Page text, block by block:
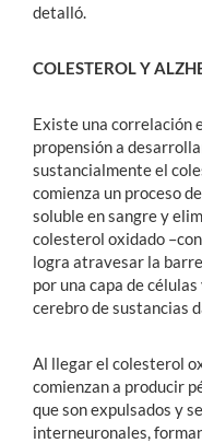
detalló.
COLESTEROL Y
Existe una correlación
propensión a
sustancialmente el
comienza un proceso
soluble en sangre y
colesterol oxidado
logra atravesar la
por una capa de
cerebro de sustancias
Al llegar el colesterol
comienzan a producir
que son expulsados y
interneuronales,